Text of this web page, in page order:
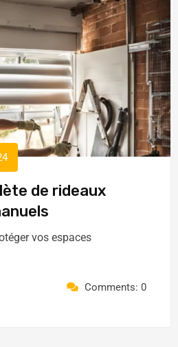
de rideaux
vos espaces
Comments: 0